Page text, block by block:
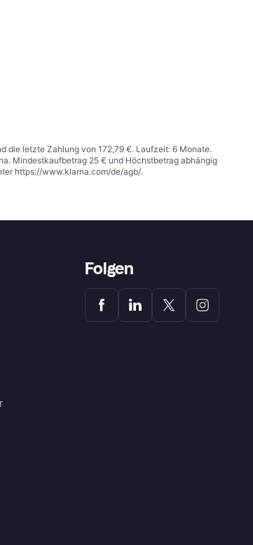
die letzte Zahlung von 172,79 €. Laufzeit: 6 Monate.
Mindestkaufbetrag 25 € und Höchstbetrag abhängig
https://www.klarna.com/de/agb/.
Folgen